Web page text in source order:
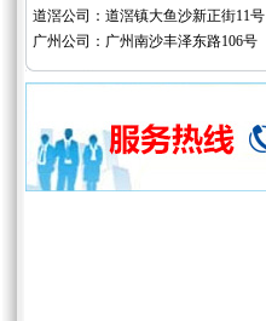
道滘公司：道滘镇大鱼沙新正街11号
广州公司：广州南沙丰泽东路106号